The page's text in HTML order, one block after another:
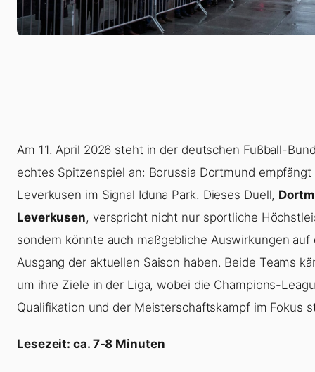
Am 11. April 2026 steht in der deutschen Fußball-
echtes Spitzenspiel an: Borussia Dortmund empfängt
Leverkusen im Signal Iduna Park. Dieses Duell,
Leverkusen, verspricht nicht nur sportliche
sondern könnte auch maßgebliche Auswirkungen auf
Ausgang der aktuellen Saison haben. Beide Teams
um ihre Ziele in der Liga, wobei die Champions-
Qualifikation und der Meisterschaftskampf im Fokus
Lesezeit: ca. 7-8 Minuten